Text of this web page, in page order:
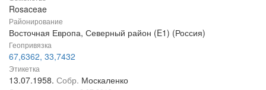
Rosaceae
Районирование
Восточная Европа, Северный район (E1) (Россия)
Геопривязка
67,6362, 33,7432
Этикетка
13.07.1958. Собр. Москаленко